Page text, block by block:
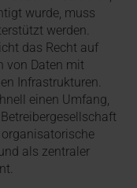
wurde, muss
werden.
das Recht auf
von Daten mit
Infrastrukturen.
einen Umfang,
als zentraler